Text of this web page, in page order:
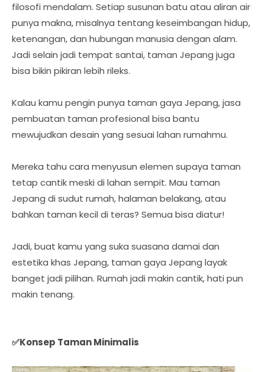
filosofi mendalam. Setiap susunan batu atau aliran air
punya makna, misalnya tentang keseimbangan hidup,
ketenangan, dan hubungan manusia dengan alam.
Jadi selain jadi tempat santai, taman Jepang juga
bisa bikin pikiran lebih rileks.
Kalau kamu pengin punya taman gaya Jepang, jasa
pembuatan taman profesional bisa bantu
mewujudkan desain yang sesuai lahan rumahmu.
Mereka tahu cara menyusun elemen supaya taman
tetap cantik meski di lahan sempit. Mau taman
Jepang di sudut rumah, halaman belakang, atau
bahkan taman kecil di teras? Semua bisa diatur!
Jadi, buat kamu yang suka suasana damai dan
estetika khas Jepang, taman gaya Jepang layak
banget jadi pilihan. Rumah jadi makin cantik, hati pun
makin tenang.
✅Konsep Taman Minimalis